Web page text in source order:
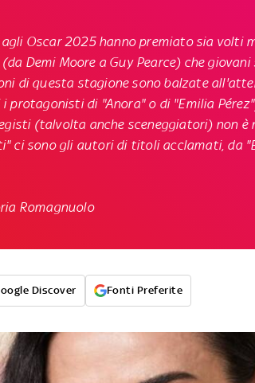
Oscar 2025 hanno premiato sia volti
Demi Moore a Guy Pearce) che
di questa stagione sono balzate
protagonisti di "Anora" o di "Emilia
(talvolta anche sceneggiatori) non è
ci sono gli autori di titoli acclamati, da
Romagnuolo
Discover Fonti Preferite